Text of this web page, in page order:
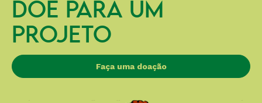
DOE PARA UM
PROJETO
Faça uma doação